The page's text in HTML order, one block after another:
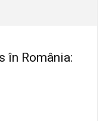
în România: